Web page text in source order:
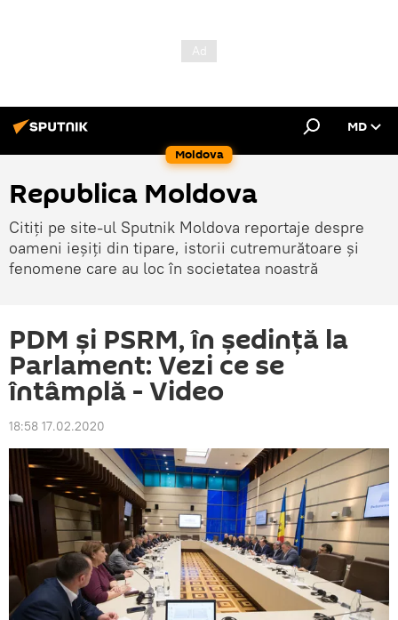
Moldova
MD
Republica Moldova
Citiți pe site-ul Sputnik Moldova reportaje despre
oameni ieșiți din tipare, istorii cutremurătoare și
fenomene care au loc în societatea noastră
PDM și PSRM, în ședință la
Parlament: Vezi ce se
întâmplă - Video
18:58 17.02.2020